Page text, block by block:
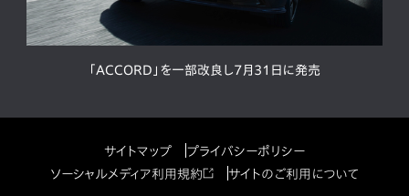
「ACCORD」を一部改良し7月31日に発売
サイトマップ
プライバシーポリシー
ソーシャルメディア利用規約
サイトのご利用について